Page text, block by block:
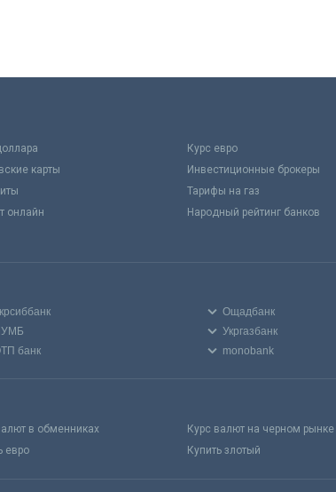
Курс евро
карты
Инвестиционные брокеры
Тарифы на газ
онлайн
Народный рейтинг банков
Ощадбанк
Укргазбанк
банк monobank
в обменниках
Курс валют на черном рынке
евро Купить злотый